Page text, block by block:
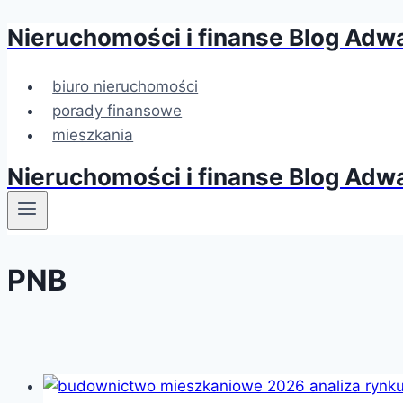
Przejdź
treści
Nieruchomości i finanse Blog
biuro nieruchomości
porady finansowe
mieszkania
Nieruchomości i finanse Blog
PNB